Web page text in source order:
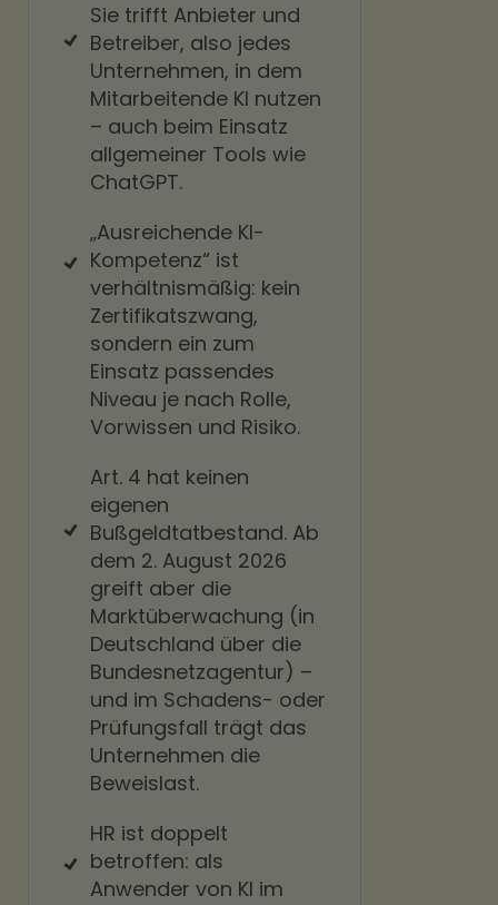
Sie trifft Anbieter und
Betreiber, also jedes
Unternehmen, in dem
Mitarbeitende KI nutzen
– auch beim Einsatz
allgemeiner Tools wie
ChatGPT.
„Ausreichende KI-
Kompetenz“ ist
verhältnismäßig: kein
Zertifikatszwang,
sondern ein zum
Einsatz passendes
Niveau je nach Rolle,
Vorwissen und Risiko.
Art. 4 hat keinen
eigenen
Bußgeldtatbestand. Ab
dem 2. August 2026
greift aber die
Marktüberwachung (in
Deutschland über die
Bundesnetzagentur) –
und im Schadens- oder
Prüfungsfall trägt das
Unternehmen die
Beweislast.
HR ist doppelt
betroffen: als
Anwender von KI im